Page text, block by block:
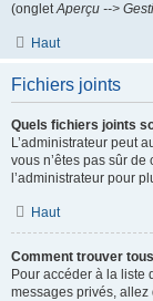
(ongletAperçu -->
Haut
Fichiers joints
Quels fichiers joints
L’administrateur peut
vous n’êtes pas sûr
l’administrateur pour
Haut
Comment trouver
Pour accéder à la liste
messages privés, allez